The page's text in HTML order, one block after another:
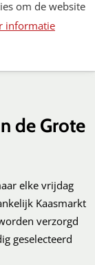
om de website
informatie
de Grote
elke vrijdag
Kaasmarkt
verzorgd
geselecteerd